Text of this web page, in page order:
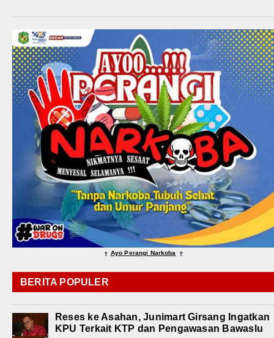
⇑ Ayo Perangi Narkoba ⇑
BERITA POPULER
Reses ke Asahan, Junimart Girsang Ingatkan
KPU Terkait KTP dan Pengawasan Bawaslu